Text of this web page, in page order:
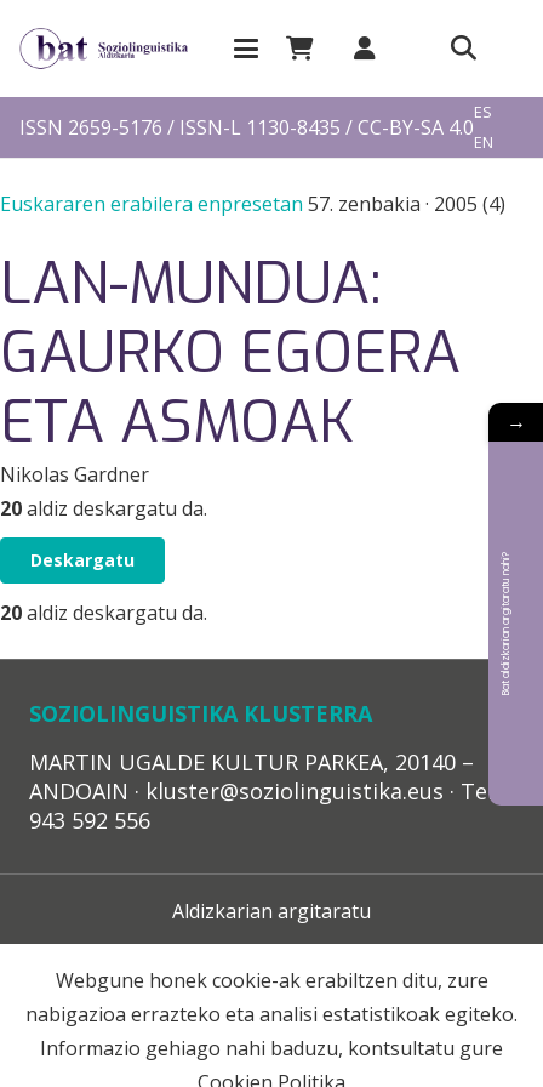
ISSN 2659-5176 / ISSN-L 1130-8435 / CC-BY-SA 4.0
ES
EN
Euskararen erabilera enpresetan 57. zenbakia · 2005 (4)
LAN-MUNDUA:
GAURKO EGOERA
ETA ASMOAK
Nikolas Gardner
20aldiz deskargatu da.
Deskargatu
20aldiz deskargatu da.
SOZIOLINGUISTIKA KLUSTERRA
MARTIN UGALDE KULTUR PARKEA, 20140 –
ANDOAIN · kluster@soziolinguistika.eus · Tel.:
943 592 556
Aldizkarian argitaratu
Lege Oharra
Harpidetza
Webgune honek cookie-ak erabiltzen ditu, zure
nabigazioa errazteko eta analisi estatistikoak egiteko.
Informazio gehiago nahi baduzu, kontsultatu gure
→
Bat aldizkarian argitaratu nahi?